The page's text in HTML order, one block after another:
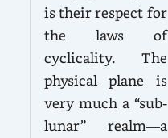
is their respect for
the laws of
cyclicality. The
physical plane is
very much a “sub-
lunar” realm—a